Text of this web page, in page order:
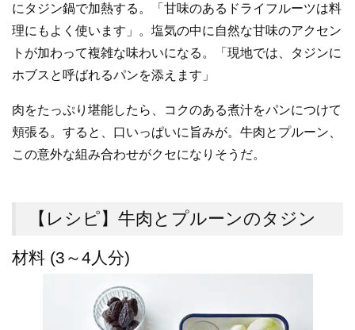
にタジン鍋で加熱する。「甘味のあるドライフルーツは料
理にもよく使います」。塩気の中に自然な甘味のアクセン
トが加わって複雑な味わいになる。「現地では、タジンに
ホブスと呼ばれるパンを添えます」
肉をたっぷり堪能したら、コクのある煮汁をパンにつけて
頬張る。すると、口いっぱいに旨みが。牛肉とプルーン、
この意外な組み合わせがクセになりそうだ。
【レシピ】牛肉とプルーンのタジン
材料 (3～4人分)